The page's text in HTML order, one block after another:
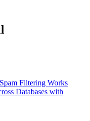
Filtering Works
Databases with